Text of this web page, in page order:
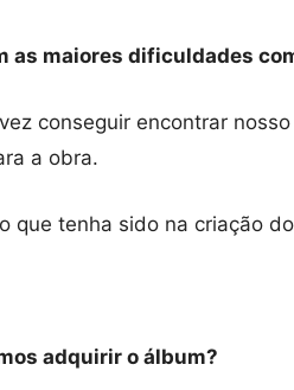
as maiores dificuldades
conseguir encontrar
a obra.
que tenha sido na criação
adquirir o álbum?